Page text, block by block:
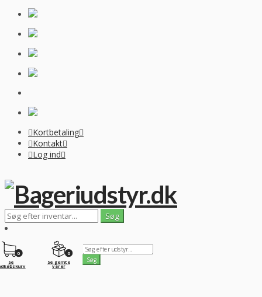
Kortbetaling
Kontakt
Log ind
0
Se gemte
varer
0
Se